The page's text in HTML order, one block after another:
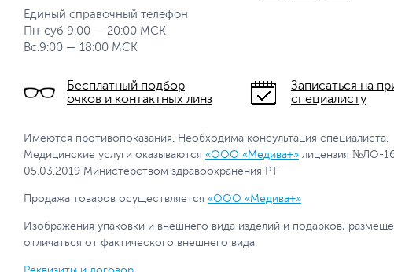
Единый справочный телефон
Пн-суб 9:00 — 20:00 МСК
Вс.9:00 — 18:00 МСК
Бесплатный подбор
очков и контактных линз
Записаться на
специалисту
Имеются противопоказания. Необходима консультация специалиста.
Медицинские услуги оказываются «ООО «Медива+» лицензия №ЛО-
05.03.2019 Министерством здравоохранения РТ
Продажа товаров осуществляется «ООО «Медива+»
Изображения упаковки и внешнего вида изделий и подарков,
отличаться от фактического внешнего вида.